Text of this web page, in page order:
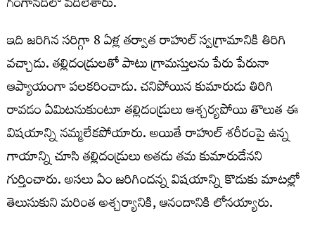
గంగానదిలో వదిలేశారు.
ఇది జరిగిన సరిగ్గా 8 ఏళ్ల తర్వాత రాహుల్‌ స్వగ్రామానికి తిరిగి
వచ్చాడు. తల్లిదండ్రులతో పాటు గ్రామస్తులను పేరు పేరునా
ఆప్యాయంగా పలకరించాడు. చనిపోయిన కుమారుడు తిరిగి
రావడం ఏమిటనుకుంటూ తల్లిదండ్రులు ఆశ్చర్యపోయి తొలుత ఈ
విషయాన్ని నమ్మలేకపోయారు. అయితే రాహుల్‌ శరీరంపై ఉన్న
గాయాన్ని చూసి తల్లిదండ్రులు అతడు తమ కుమారుడేనని
గుర్తించారు. అసలు ఏం జరిగిందన్న విషయాన్ని కొడుకు మాటల్లో
తెలుసుకుని మరింత అశ్చర్యానికి, ఆనందానికి లోనయ్యారు.